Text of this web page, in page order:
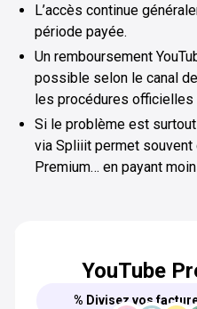
L’accès continue
période payée.
Un remboursement
possible selon le canal
les procédures officielles
Si le problème est
via Spliiit permet
Premium… en payant
YouTube
% Divisez vos